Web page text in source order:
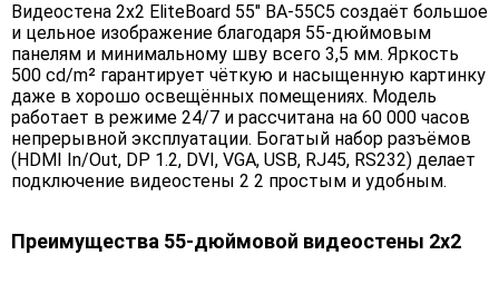
Видеостена 2х2 EliteBoard 55" BA-55C5 создаёт большое
и цельное изображение благодаря 55-дюймовым
панелям и минимальному шву всего 3,5 мм. Яркость
500 cd/m² гарантирует чёткую и насыщенную картинку
даже в хорошо освещённых помещениях. Модель
работает в режиме 24/7 и рассчитана на 60 000 часов
непрерывной эксплуатации. Богатый набор разъёмов
(HDMI In/Out, DP 1.2, DVI, VGA, USB, RJ45, RS232) делает
подключение видеостены 2 2 простым и удобным.
Преимущества 55-дюймовой видеостены 2х2